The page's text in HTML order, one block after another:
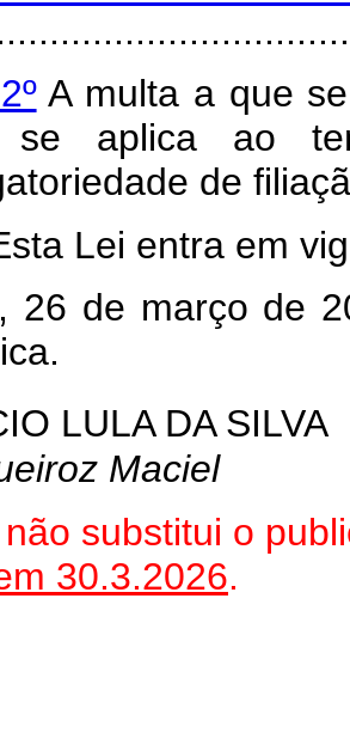
A multa a que
se aplica ao
de
Lei entra em
26 de março de
LULA DA SILVA
Maciel
substitui o
30.3.2026.